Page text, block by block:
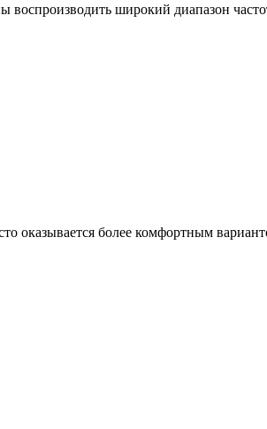
широкий диапазон
оказывается более комфортным